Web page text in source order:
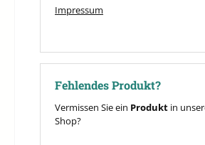
Impressum
Fehlendes Produkt?
Vermissen Sie ein Produkt in
Shop?